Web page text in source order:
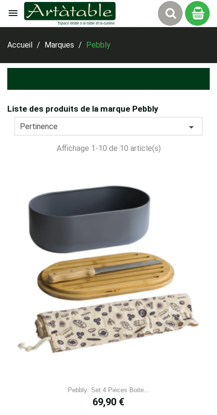

Accueil
Marques Pebbly
Liste des produits de la marque Pebbly
Pertinence 
Affichage 1-10 de 10 article(s)
Pebbly: Set 4 Pièces Boite...
Prix
69,90 €